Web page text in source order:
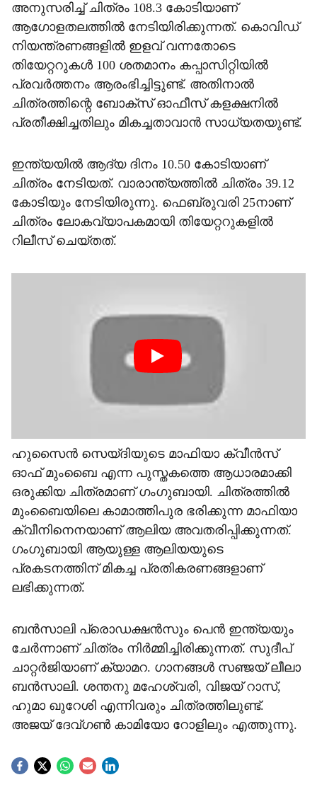
അനുസരിച്ച് ചിത്രം 108.3 കോടിയാണ്
ആഗോളതലത്തില്‍ നേടിയിരിക്കുന്നത്. കൊവിഡ്
നിയന്ത്രണങ്ങളില്‍ ഇളവ് വന്നതോടെ
തിയേറ്ററുകള്‍ 100 ശതമാനം കപ്പാസിറ്റിയില്‍
പ്രവര്‍ത്തനം ആരംഭിച്ചിട്ടുണ്ട്. അതിനാല്‍
ചിത്രത്തിന്റെ ബോക്‌സ് ഓഫീസ് കളക്ഷനില്‍
പ്രതീക്ഷിച്ചതിലും മികച്ചതാവാന്‍ സാധ്യതയുണ്ട്.
ഇന്ത്യയില്‍ ആദ്യ ദിനം 10.50 കോടിയാണ്
ചിത്രം നേടിയത്. വാരാന്ത്യത്തില്‍ ചിത്രം 39.12
കോടിയും നേടിയിരുന്നു. ഫെബ്രുവരി 25നാണ്
ചിത്രം ലോകവ്യാപകമായി തിയേറ്ററുകളില്‍
റിലീസ് ചെയ്തത്.
ഹുസൈന്‍ സെയ്ദിയുടെ മാഫിയാ ക്വീന്‍സ്
ഓഫ് മുംബൈ എന്ന പുസ്തകത്തെ ആധാരമാക്കി
ഒരുക്കിയ ചിത്രമാണ് ഗംഗുബായി. ചിത്രത്തില്‍
മുംബൈയിലെ കാമാത്തിപുര ഭരിക്കുന്ന മാഫിയാ
ക്വീനിനെനയാണ് ആലിയ അവതരിപ്പിക്കുന്നത്.
ഗംഗുബായി ആയുള്ള ആലിയയുടെ
പ്രകടനത്തിന് മികച്ച പ്രതികരണങ്ങളാണ്
ലഭിക്കുന്നത്.
ബന്‍സാലി പ്രൊഡക്ഷന്‍സും പെന്‍ ഇന്ത്യയും
ചേര്‍ന്നാണ് ചിത്രം നിര്‍മ്മിച്ചിരിക്കുന്നത്. സുദീപ്
ചാറ്റര്‍ജിയാണ് ക്യാമറ. ഗാനങ്ങള്‍ സഞ്ജയ് ലീലാ
ബന്‍സാലി. ശന്തനു മഹേശ്വരി, വിജയ് റാസ്,
ഹുമാ ഖുറേശി എന്നിവരും ചിത്രത്തിലുണ്ട്.
അജയ് ദേവ്ഗണ്‍ കാമിയോ റോളിലും എത്തുന്നു.